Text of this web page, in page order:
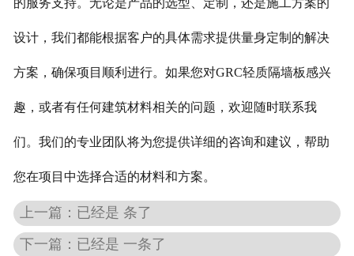
的服务支持。无论是产品的选型、定制，还是施工方案的
设计，我们都能根据客户的具体需求提供量身定制的解决
方案，确保项目顺利进行。如果您对GRC轻质隔墙板感兴
趣，或者有任何建筑材料相关的问题，欢迎随时联系我
们。我们的专业团队将为您提供详细的咨询和建议，帮助
您在项目中选择合适的材料和方案。
上一篇：已经是 条了
下一篇：已经是 一条了